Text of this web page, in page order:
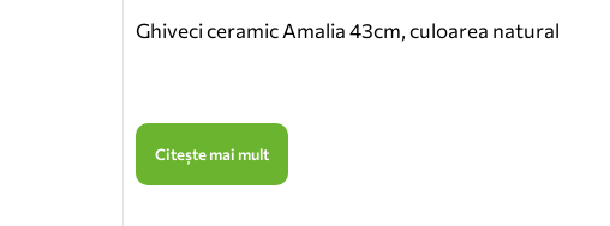
Ghiveci ceramic Amalia 43cm, culoarea natural
Citește mai mult